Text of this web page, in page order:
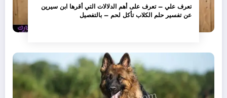
تعرف علي – تعرف على أهم الدلالات التي أقرها ابن سيرين
عن تفسير حلم الكلاب تأكل لحم – بالتفصيل